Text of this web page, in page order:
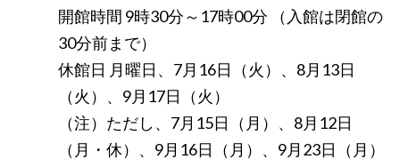
開館時間 9時30分～17時00分 （入館は閉館の
30分前まで）
休館日 月曜日、7月16日（火）、8月13日
（火）、9月17日（火）
（注）ただし、7月15日（月）、8月12日
（月・休）、9月16日（月）、9月23日（月）